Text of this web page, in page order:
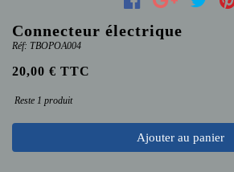
Connecteur électrique
Réf: TBOPOA004
20,00 € TTC
Reste 1 produit
Ajouter au panier